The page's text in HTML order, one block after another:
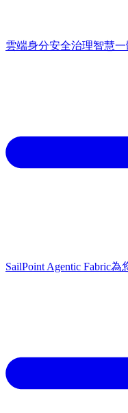
雲端身分安全治理智慧
SailPoint Agentic Fabric為